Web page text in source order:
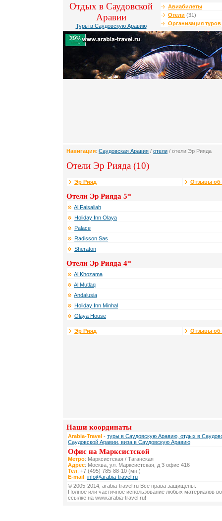
Отдых в Саудовской
Аравии
Туры в Саудовскую Аравию
Авиабилеты
Отели (31)
Организация туров
Навигация: Саудовская Аравия / отели / отели Эр Рияда
Отели Эр Рияда (10)
Эр Рияд Отзывы об
Отели Эр Рияда 5*
Al Faisaliah
Holiday Inn Olaya
Palace
Radisson Sas
Sheraton
Отели Эр Рияда 4*
Al Khozama
Al Mutlaq
Andalusia
Holiday Inn Minhal
Olaya House
Эр Рияд Отзывы об
Наши координаты
Arabia-Travel - туры в Саудовскую Аравию, отдых в
Саудовской Аравии, виза в Саудовскую Аравию
Офис на Марксистской
Метро: Марксистская / Таганская
Адрес: Москва, ул. Марксистская, д 3 офис 416
Тел: +7 (495) 785-88-10 (мн.)
E-mail: info@arabia-travel.ru
© 2005-2014, arabia-travel.ru Все права защищены.
Полное или частичное использование любых материалов
ссылке на www.arabia-travel.ru!